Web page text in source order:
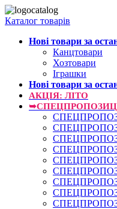
Каталог товарів
Нові товари за
Канцтовари
Хозтовари
Іграшки
Нові товари за
АКЦІЯ: ЛІТО